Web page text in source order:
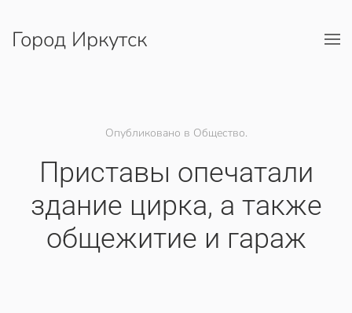
Перейти к содержимому
Город Иркутск
Опубликовано в Общество.
​Приставы опечатали
здание цирка, а также
общежитие и гараж